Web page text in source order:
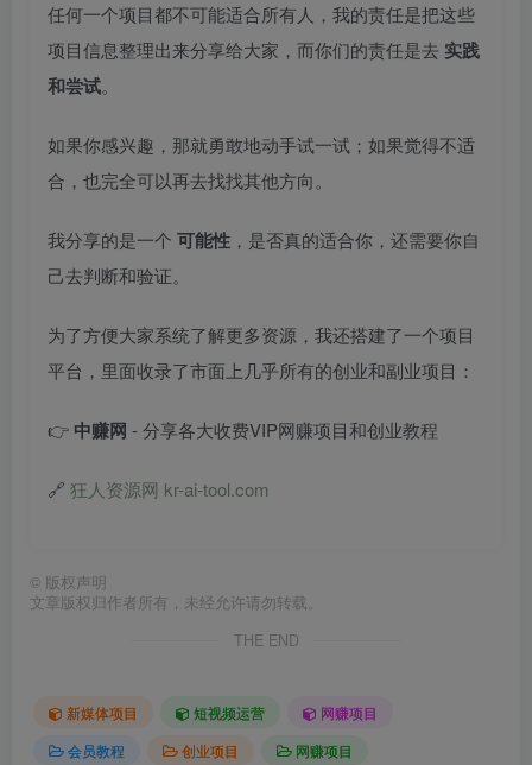
任何一个项目都不可能适合所有人，我的责任是把这些
项目信息整理出来分享给大家，而你们的责任是去 实践
和尝试。
如果你感兴趣，那就勇敢地动手试一试；如果觉得不适
合，也完全可以再去找找其他方向。
我分享的是一个 可能性 ，是否真的适合你，还需要你自
己去判断和验证。
为了方便大家系统了解更多资源，我还搭建了一个项目
平台，里面收录了市面上几乎所有的创业和副业项目：
👉 中赚网 - 分享各大收费VIP网赚项目和创业教程
🔗 狂人资源网 kr-ai-tool.com
© 版权声明
文章版权归作者所有，未经允许请勿转载。
THE END
新媒体项目 短视频运营
网赚项目
会员教程
创业项目
网赚项目